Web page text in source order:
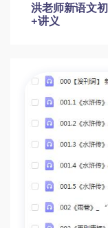
洪老师新语文
+讲义